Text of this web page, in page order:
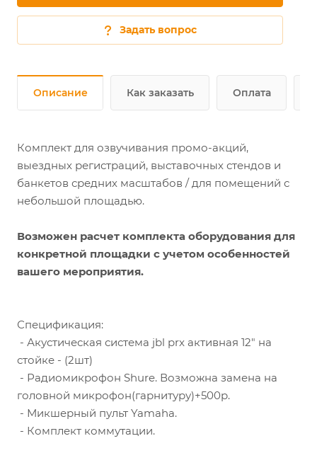
Задать вопрос
Описание Как заказать Оплата
Комплект для озвучивания промо-акций,
выездных регистраций, выставочных стендов и
банкетов средних масштабов / для помещений с
небольшой площадью.
Возможен расчет комплекта оборудования для
конкретной площадки с учетом особенностей
вашего мероприятия.
Спецификация:
- Акустическая система jbl prx активная 12" на
стойке - (2шт)
- Радиомикрофон Shure. Возможна замена на
головной микрофон(гарнитуру)+500р.
- Микшерный пульт Yamaha.
- Комплект коммутации.